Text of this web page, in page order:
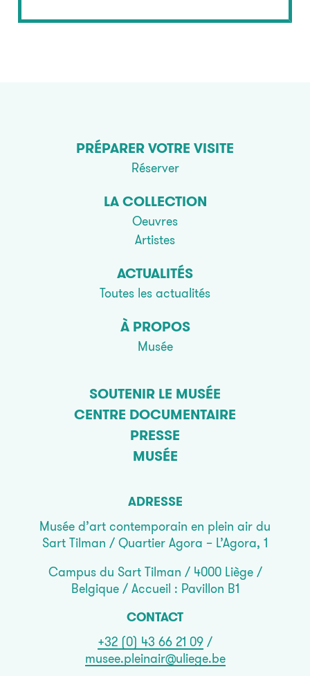
PRÉPARER VOTRE VISITE
Réserver
LA COLLECTION
Oeuvres
Artistes
ACTUALITÉS
Toutes les actualités
À PROPOS
Musée
SOUTENIR LE MUSÉE
CENTRE DOCUMENTAIRE
PRESSE
MUSÉE
ADRESSE
Musée d’art contemporain en plein air du
Sart Tilman / Quartier Agora – L’Agora, 1
Campus du Sart Tilman / 4000 Liège /
Belgique / Accueil : Pavillon B1
CONTACT
+32 (0) 43 66 21 09 /
musee.pleinair@uliege.be